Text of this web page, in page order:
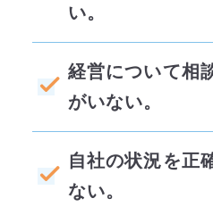
い。
経営について相
がいない。
自社の状況を正
ない。